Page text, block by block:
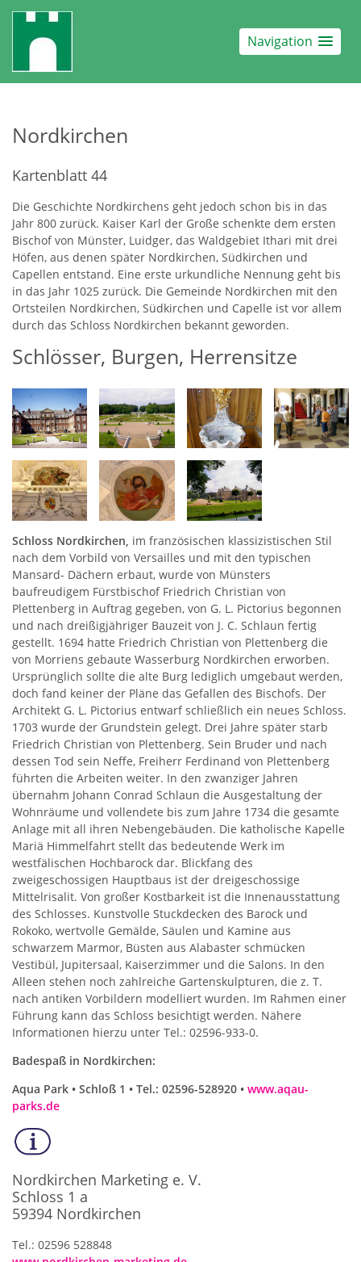
Navigation
Nordkirchen
Kartenblatt 44
Die Geschichte Nordkirchens geht jedoch schon bis in das
Jahr 800 zurück. Kaiser Karl der Große schenkte dem ersten
Bischof von Münster, Luidger, das Waldgebiet Ithari mit drei
Höfen, aus denen später Nordkirchen, Südkirchen und
Capellen entstand. Eine erste urkundliche Nennung geht bis
in das Jahr 1025 zurück. Die Gemeinde Nordkirchen mit den
Ortsteilen Nordkirchen, Südkirchen und Capelle ist vor allem
durch das Schloss Nordkirchen bekannt geworden.
Schlösser, Burgen, Herrensitze
Schloss Nordkirchen, im französischen klassizistischen Stil
nach dem Vorbild von Versailles und mit den typischen
Mansard- Dächern erbaut, wurde von Münsters
baufreudigem Fürstbischof Friedrich Christian von
Plettenberg in Auftrag gegeben, von G. L. Pictorius begonnen
und nach dreißigjähriger Bauzeit von J. C. Schlaun fertig
gestellt. 1694 hatte Friedrich Christian von Plettenberg die
von Morriens gebaute Wasserburg Nordkirchen erworben.
Ursprünglich sollte die alte Burg lediglich umgebaut werden,
doch fand keiner der Pläne das Gefallen des Bischofs. Der
Architekt G. L. Pictorius entwarf schließlich ein neues Schloss.
1703 wurde der Grundstein gelegt. Drei Jahre später starb
Friedrich Christian von Plettenberg. Sein Bruder und nach
dessen Tod sein Neffe, Freiherr Ferdinand von Plettenberg
führten die Arbeiten weiter. In den zwanziger Jahren
übernahm Johann Conrad Schlaun die Ausgestaltung der
Wohnräume und vollendete bis zum Jahre 1734 die gesamte
Anlage mit all ihren Nebengebäuden. Die katholische Kapelle
Mariä Himmelfahrt stellt das bedeutende Werk im
westfälischen Hochbarock dar. Blickfang des
zweigeschossigen Hauptbaus ist der dreigeschossige
Mittelrisalit. Von großer Kostbarkeit ist die Innenausstattung
des Schlosses. Kunstvolle Stuckdecken des Barock und
Rokoko, wertvolle Gemälde, Säulen und Kamine aus
schwarzem Marmor, Büsten aus Alabaster schmücken
Vestibül, Jupitersaal, Kaiserzimmer und die Salons. In den
Alleen stehen noch zahlreiche Gartenskulpturen, die z. T.
nach antiken Vorbildern modelliert wurden. Im Rahmen einer
Führung kann das Schloss besichtigt werden. Nähere
Informationen hierzu unter Tel.: 02596-933-0.
Badespaß in Nordkirchen:
Aqua Park • Schloß 1 • Tel.: 02596-528920 • www.aqau-
parks.de
Nordkirchen Marketing e. V.
Schloss 1 a
59394 Nordkirchen
Tel.: 02596 528848